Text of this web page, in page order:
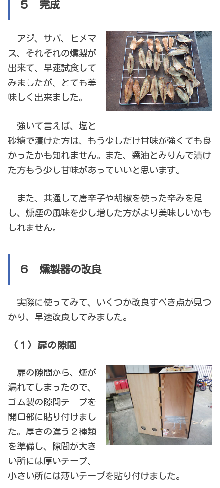
５ 完成
アジ、サバ、ヒメマ
ス、それぞれの燻製が
出来て、早速試食して
みましたが、とても美
味しく出来ました。
強いて言えば、塩と
砂糖で漬けた方は、もう少しだけ甘味が強くても良
かったかも知れません。また、醤油とみりんで漬け
た方もう少し甘味があっていいと思います。
また、共通して唐辛子や胡椒を使った辛みを足
し、燻煙の風味を少し増した方がより美味しいかも
しれません。
６ 燻製器の改良
実際に使ってみて、いくつか改良すべき点が見つ
かり、早速改良してみました。
（１）扉の隙間
扉の隙間から、煙が
漏れてしまったので、
ゴム製の隙間テープを
開口部に貼り付けまし
た。厚さの違う２種類
を準備し、隙間が大き
い所には厚いテープ、
小さい所には薄いテープを貼り付けました。